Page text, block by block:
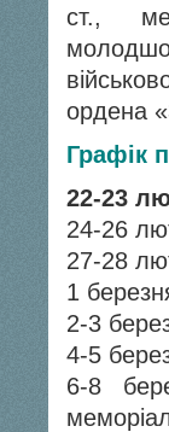
ст.,
ордена
Графік
22-23
24-26
27-28
1
2-3
4-5
6-8